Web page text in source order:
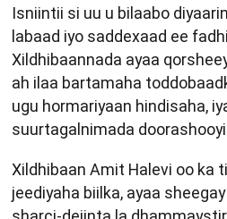
Isniintii si uu u bilaabo
labaad iyo saddexaad ee
Xildhibaannada ayaa
ah ilaa bartamaha
ugu hormariyaan hindisaha,
suurtagalnimada
Xildhibaan Amit Halevi oo ka
jeediyaha biilka, ayaa